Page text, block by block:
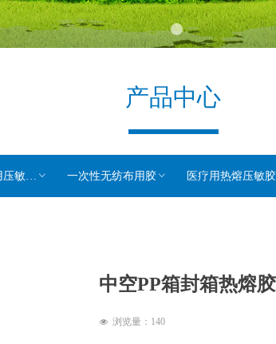
ꀁ
熔胶 ꀁ
一次性无纺布用胶 医疗用热熔压敏胶
中空PP箱封箱热熔胶
넶 浏览量： 140
产品中心